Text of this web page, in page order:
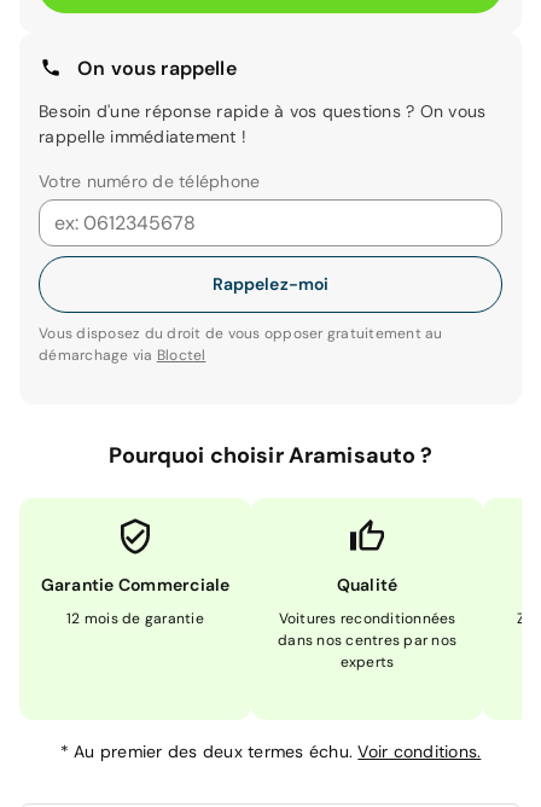
On vous rappelle
Besoin d'une réponse rapide à vos questions ? On vous
rappelle immédiatement !
Votre numéro de téléphone
Rappelez-moi
Vous disposez du droit de vous opposer gratuitement au
démarchage via Bloctel
Pourquoi choisir Aramisauto ?
Garantie Commerciale
12 mois de garantie
Qualité
Voitures reconditionnées
dans nos centres par nos
experts
*Au premier des deux termes échu.Voir conditions.